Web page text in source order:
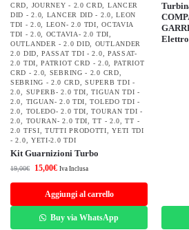
CRD
JOURNEY - 2.0 CRD
LANCER
DID - 2.0
LANCER DID - 2.0 ,LEON
TDI - 2.0
LEON- 2.0 TDI ,OCTAVIA
TDI - 2.0
OCTAVIA- 2.0 TDI
OUTLANDER - 2.0 DID
OUTLANDER
2.0 DID ,PASSAT TDI - 2.0
PASSAT-
2.0 TDI ,PATRIOT CRD - 2.0
PATRIOT
CRD - 2.0
SEBRING - 2.0 CRD
SEBRING - 2.0 CRD ,SUPERB TDI -
2.0
SUPERB- 2.0 TDI ,TIGUAN TDI -
2.0
TIGUAN- 2.0 TDI ,TOLEDO TDI -
2.0
TOLEDO- 2.0 TDI ,TOURAN TDI -
2.0
TOURAN- 2.0 TDI ,TT - 2.0 ,TT -
2.0 TFSI ,TUTTI PRODOTTI ,YETI TDI
- 2.0
YETI-2.0 TDI
Kit Guarnizioni Turbo
19,00€ 15,00€ Iva Inclusa
Aggiungi al carrello
Buy via WhatsApp